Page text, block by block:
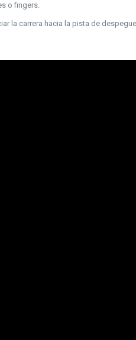
o fingers.
la carrera hacia la pista de